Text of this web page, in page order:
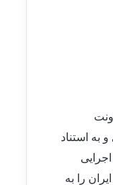
به استناد
اجرایی
ایران را به